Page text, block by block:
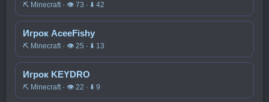
⛏️ Minecraft · 👁 73 · ⬇ 42
Игрок AceeFishy
⛏️ Minecraft · 👁 25 · ⬇ 13
Игрок KEYDRO
⛏️ Minecraft · 👁 22 · ⬇ 9